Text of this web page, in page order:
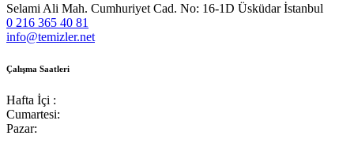
Selami Ali Mah. Cumhuriyet Cad. No: 16-1D Üsküdar İstanbul
0 216 365 40 81
info@temizler.net
Çalışma Saatleri
Hafta İçi :
Cumartesi:
Pazar: